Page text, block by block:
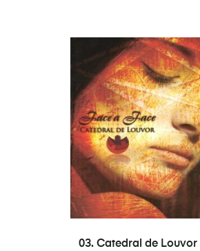
ADD TO CART
03. Catedral de Louvor